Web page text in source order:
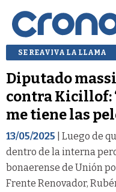
SE REAVIVA LA LLAMA
Diputado
contra Kicillof:
me tiene las
13/05/2025 | Luego de
dentro de la interna
bonaerense de Unión
Frente Renovador,